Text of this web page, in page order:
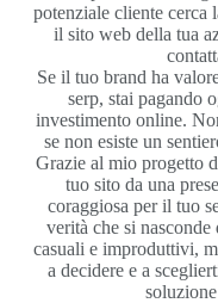
potenziale cliente cerca
il sito web della tua
Se il tuo brand ha
serp, stai pagando
investimento online.
se non esiste un
Grazie al mio progetto
tuo sito da una
coraggiosa per il tuo
verità che si
casuali e improduttivi,
a decidere e a